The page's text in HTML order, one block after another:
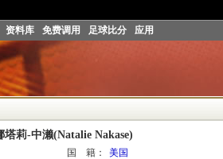
资料库 免费调用 足球比分 应用
塔莉-中濑(Natalie Nakase)
国 籍：
美国